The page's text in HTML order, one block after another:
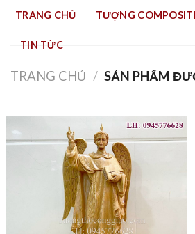
Skip
content
TRANG CHỦ TƯỢNG
TIN TỨC
TRANG CHỦ / SẢN PHẨM